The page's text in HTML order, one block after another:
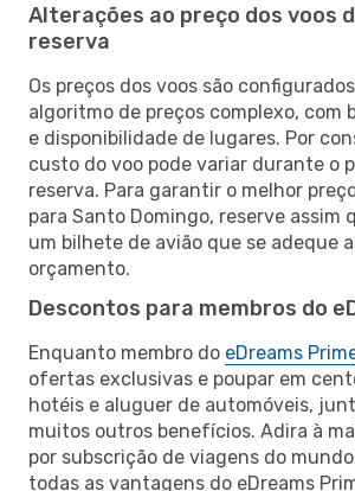
Alterações ao preço dos voos
reserva
Os preços dos voos são
algoritmo de preços complexo, com
e disponibilidade de lugares. Por
custo do voo pode variar durante o
reserva. Para garantir o melhor
para Santo Domingo, reserve assim
um bilhete de avião que se adeque
orçamento.
Descontos para membros do
Enquanto membro do eDreams
ofertas exclusivas e poupar em
hotéis e aluguer de automóveis,
muitos outros benefícios. Adira à
por subscrição de viagens do
todas as vantagens do eDreams